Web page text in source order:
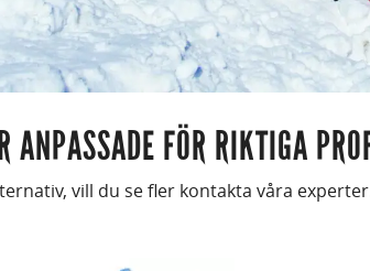
ANPASSADE FÖR RIKTIGA
vill du se fler kontakta våra